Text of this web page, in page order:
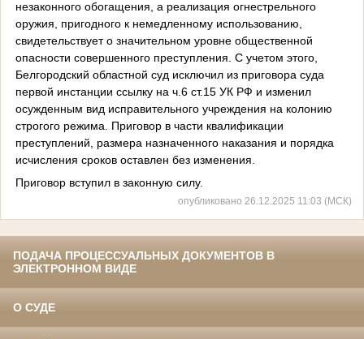
незаконного обогащения, а реализация огнестрельного
оружия, пригодного к немедленному использованию,
свидетельствует о значительном уровне общественной
опасности совершенного преступления. С учетом этого,
Белгородский областной суд исключил из приговора суда
первой инстанции ссылку на ч.6 ст.15 УК РФ и изменил
осужденным вид исправительного учреждения на колонию
строгого режима. Приговор в части квалификации
преступлений, размера назначенного наказания и порядка
исчисления сроков оставлен без изменения.
Приговор вступил в законную силу.
опубликовано 26.12.2025 11:03 (МСК)
ПОДАЧА ПРОЦЕССУАЛЬНЫХ ДОКУМЕНТОВ В
ЭЛЕКТРОННОМ ВИДЕ
О СУДЕ